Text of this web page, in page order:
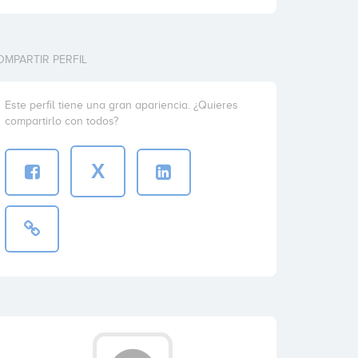
PERFIL
Este perfil tiene una gran apariencia. ¿Quieres
compartirlo con todos?
X